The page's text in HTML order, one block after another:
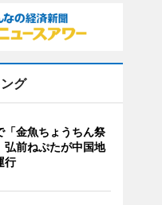
グ
「金魚ちょうちん祭
前ねぷたが中国地
行